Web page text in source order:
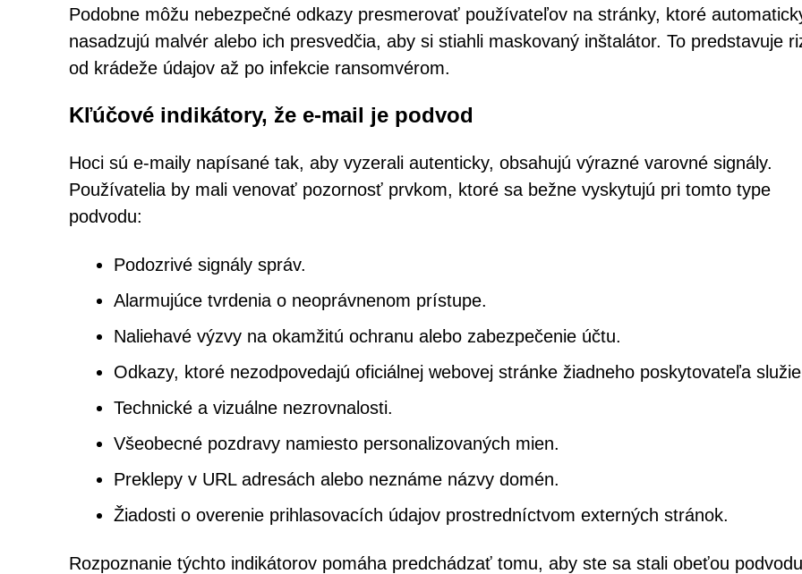
Podobne môžu nebezpečné odkazy presmerovať používateľov na stránky, ktoré
nasadzujú malvér alebo ich presvedčia, aby si stiahli maskovaný inštalátor. To predstavuje
od krádeže údajov až po infekcie ransomvérom.
Kľúčové indikátory, že e-mail je podvod
Hoci sú e-maily napísané tak, aby vyzerali autenticky, obsahujú výrazné varovné signály.
Používatelia by mali venovať pozornosť prvkom, ktoré sa bežne vyskytujú pri tomto type
podvodu:
Podozrivé signály správ.
Alarmujúce tvrdenia o neoprávnenom prístupe.
Naliehavé výzvy na okamžitú ochranu alebo zabezpečenie účtu.
Odkazy, ktoré nezodpovedajú oficiálnej webovej stránke žiadneho poskytovateľa
Technické a vizuálne nezrovnalosti.
Všeobecné pozdravy namiesto personalizovaných mien.
Preklepy v URL adresách alebo neznáme názvy domén.
Žiadosti o overenie prihlasovacích údajov prostredníctvom externých stránok.
Rozpoznanie týchto indikátorov pomáha predchádzať tomu, aby ste sa stali obeťou